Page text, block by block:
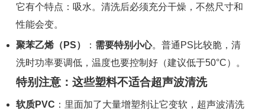
它有个特点：吸水。清洗后必须充分干燥，不然尺寸和
性能会变。
聚苯乙烯（PS） ： 需要特别小心。普通PS比较脆，清
洗时功率要调低，温度也要控制好（建议低于50°C）。
特别注意：这些塑料不适合超声波清洗
软质PVC ：里面加了大量增塑剂让它变软，超声波清洗